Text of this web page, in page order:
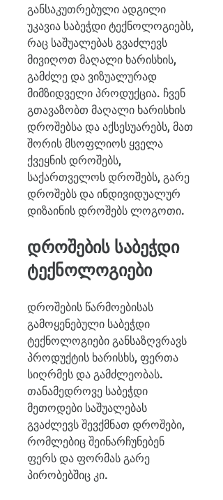
განსაკუთრებული ადგილი
უკავია საბეჭდი ტექნოლოგიებს,
რაც საშუალებას გვაძლევს
მივიღოთ მაღალი ხარისხის,
გამძლე და ვიზუალურად
მიმზიდველი პროდუქცია. ჩვენ
გთავაზობთ მაღალი ხარისხის
დროშებსა და აქსესუარებს, მათ
შორის მსოფლიოს ყველა
ქვეყნის დროშებს,
საქართველოს დროშებს, გარე
დროშებს და ინდივიდუალურ
დიზაინის დროშებს ლოგოთი.
დროშების საბეჭდი
ტექნოლოგიები
დროშების წარმოებისას
გამოყენებული საბეჭდი
ტექნოლოგიები განსაზღვრავს
პროდუქტის ხარისხს, ფერთა
სიღრმეს და გამძლეობას.
თანამედროვე საბეჭდი
მეთოდები საშუალებას
გვაძლევს შევქმნათ დროშები,
რომლებიც შეინარჩუნებენ
ფერს და ფორმას გარე
პირობებშიც კი.